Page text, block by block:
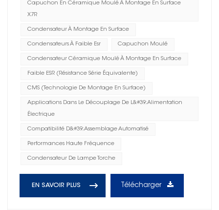
Capuchon En Céramique Moulé À Montage En Surface
X7R
Condensateur À Montage En Surface
Condensateurs À Faible Esr Capuchon Moulé
Condensateur Céramique Moulé À Montage En Surface
Faible ESR (résistance Série Équivalente)
CMS (technologie De Montage En Surface)
Applications Dans Le Découplage De L&#39;alimentation
Électrique
Compatibilité D&#39;assemblage Automatisé
Performances Haute Fréquence
Condensateur De Lampe Torche
EN SAVOIR PLUS Télécharger